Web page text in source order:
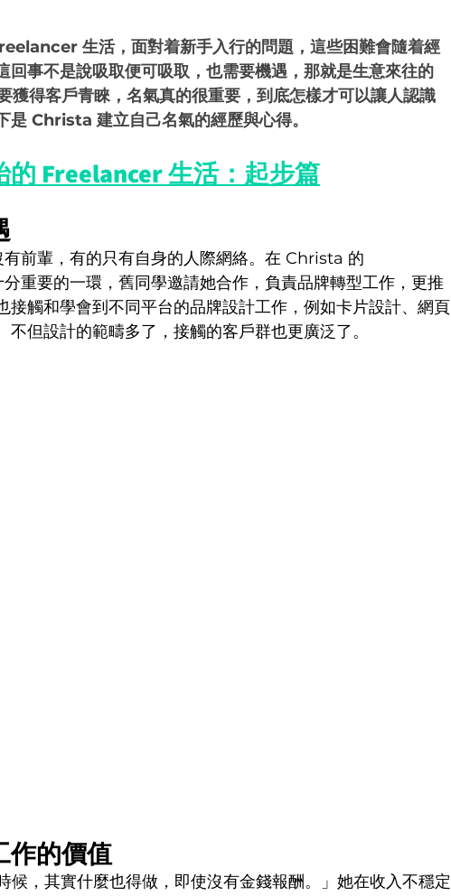
生活，面對着新手入行的問題，這些困難會隨着經
回事不是說吸取便可吸取，也需要機遇，那就是生意來往的
獲得客戶青睞，名氣真的很重要，到底怎樣才可以讓人認識
是 Christa 建立自己名氣的經歷與心得。
的 Freelancer 生活：起步篇
前輩，有的只有自身的人際網絡。在 Christa 的
重要的一環，舊同學邀請她合作，負責品牌轉型工作，更推
接觸和學會到不同平台的品牌設計工作，例如卡片設計、網頁
但設計的範疇多了，接觸的客戶群也更廣泛了。
作的價值
，其實什麼也得做，即使沒有金錢報酬。」她在收入不穩定